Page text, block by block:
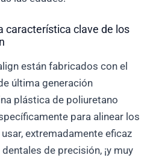
característica clave de los
están fabricados con el
última generación
plástica de poliuretano
para alinear los
extremadamente eficaz
de precisión, ¡y muy